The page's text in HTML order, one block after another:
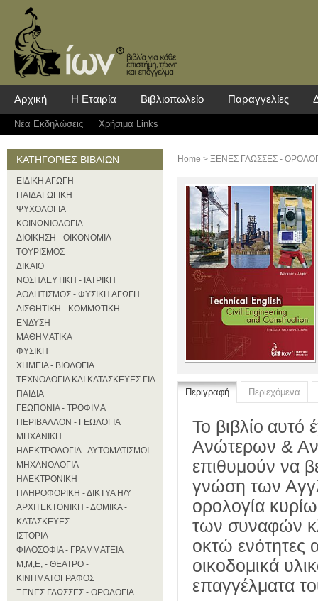
Αρχική Η Εταιρία Βιβλιοπωλείο Παραγγελίες
Νέα Eκδηλώσεις Χρήσιμα Links
ΚΑΤΗΓΟΡΙΕΣ ΒΙΒΛΙΩΝ
ΕΙΔΙΚΗ ΑΓΩΓΗ
ΠΑΙΔΑΓΩΓΙΚΗ
ΨΥΧΟΛΟΓΙΑ
ΚΟΙΝΩΝΙΟΛΟΓΙΑ
ΔΙΟΙΚΗΣΗ - ΟΙΚΟΝΟΜΙΑ -
ΤΟΥΡΙΣΜΟΣ
ΔΙΚΑΙΟ
ΝΟΣΗΛΕΥΤΙΚΗ - ΙΑΤΡΙΚΗ
ΑΘΛΗΤΙΣΜΟΣ - ΦΥΣΙΚΗ ΑΓΩΓΗ
ΑΙΣΘΗΤΙΚΗ - ΚΟΜΜΩΤΙΚΗ -
ΕΝΔΥΣΗ
ΜΑΘΗΜΑΤΙΚΑ
ΦΥΣΙΚΗ
ΧΗΜΕΙΑ - ΒΙΟΛΟΓΙΑ
ΤΕΧΝΟΛΟΓΙΑ ΚΑΙ ΚΑΤΑΣΚΕΥΕΣ ΓΙΑ
ΠΑΙΔΙΑ
ΓΕΩΠΟΝΙΑ - ΤΡΟΦΙΜΑ
ΠΕΡΙΒΑΛΛΟΝ - ΓΕΩΛΟΓΙΑ
ΜΗΧΑΝΙΚΗ
ΗΛΕΚΤΡΟΛΟΓΙΑ - ΑΥΤΟΜΑΤΙΣΜΟΙ
ΜΗΧΑΝΟΛΟΓΙΑ
ΗΛΕΚΤΡΟΝΙΚΗ
ΠΛΗΡΟΦΟΡΙΚΗ - ΔΙΚΤΥΑ Η/Υ
ΑΡΧΙΤΕΚΤΟΝΙΚΗ - ΔΟΜΙΚΑ -
ΚΑΤΑΣΚΕΥΕΣ
ΙΣΤΟΡΙΑ
ΦΙΛΟΣΟΦΙΑ - ΓΡΑΜΜΑΤΕΙΑ
Μ,Μ,Ε, - ΘΕΑΤΡΟ -
ΚΙΝΗΜΑΤΟΓΡΑΦΟΣ
ΞΕΝΕΣ ΓΛΩΣΣΕΣ - ΟΡΟΛΟΓΙΑ
Home > ΞΕΝΕΣ ΓΛΩΣΣΕΣ -
Περιγραφή Περιεχόμενα
Το βιβλίο αυτό
Ανώτερων &
επιθυμούν να
γνώση των
ορολογία
των συναφών
οκτώ ενότητες
οικοδομικά
επαγγέλματα